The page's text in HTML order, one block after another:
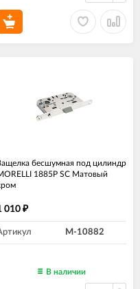
бесшумная под цилиндр
1885P SC Матовый
010 ₽
M-10882
В наличии